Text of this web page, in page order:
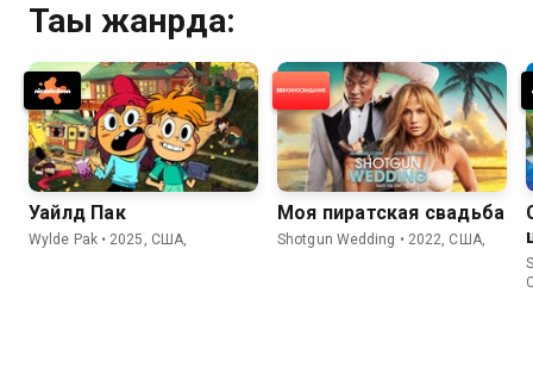
Тағы жанрда:
Уайлд Пак
Wylde Pak • 2025, США,
Моя пиратская свадьба
Shotgun Wedding • 2022, США,